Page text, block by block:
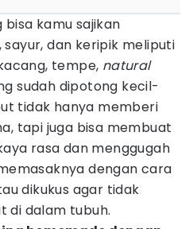
kamu sajikan
dan keripik meliputi
tempe, natural
sudah dipotong kecil-
tidak hanya memberi
tapi juga bisa membuat
rasa dan menggugah
dengan cara
dikukus agar tidak
di dalam tubuh.